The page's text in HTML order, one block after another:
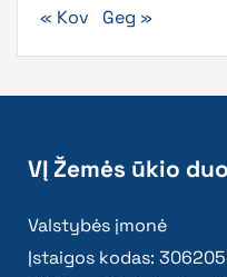
« Kov Geg »
VĮ Žemės ūkio
Valstybės įmonė
Įstaigos kodas: